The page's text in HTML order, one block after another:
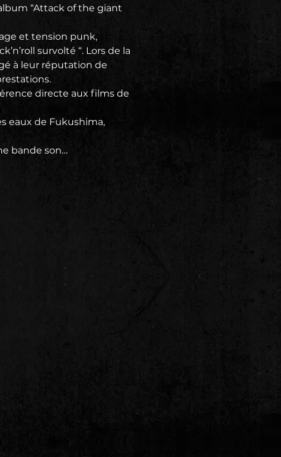
“Attack of the giant
et tension punk,
survolté “. Lors de la
à leur réputation de
directe aux films de
eaux de Fukushima,
bande son…